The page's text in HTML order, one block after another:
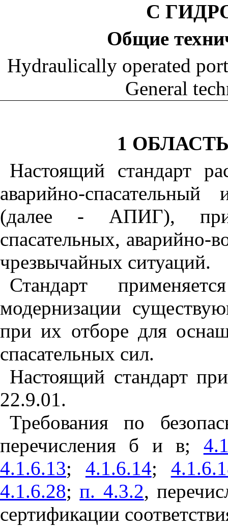
С
Общие
Hydraulically operated
General
1
Настоящий стандарт
аварийно-
(далее - АПИГ),
спасательных, аварийно-
чрезвычайных ситуаций.
Стандарт
модернизации
при их отборе для
спасательных сил.
Настоящий стандарт
22.9.01.
Требования по
перечисления б и в;
4.1.6.13; 4.1.6.14;
4.1.6.28;п. 4.3.2,
сертификации